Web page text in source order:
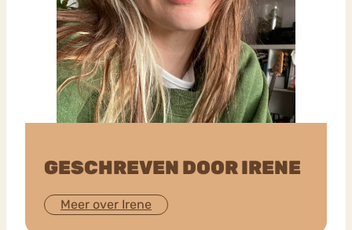
GESCHREVEN DOOR IRENE
Meer over Irene